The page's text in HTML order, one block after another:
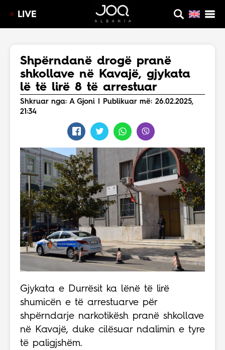
LIVE
Shpërndanë drogë pranë
shkollave në Kavajë, gjykata
lë të lirë 8 të arrestuar
Shkruar nga: A Gjoni | Publikuar më: 26.02.2025,
21:34
Gjykata e Durrësit ka lënë të lirë
shumicën e të arrestuarve për
shpërndarje narkotikësh pranë shkollave
në Kavajë, duke cilësuar ndalimin e tyre
të paligjshëm.